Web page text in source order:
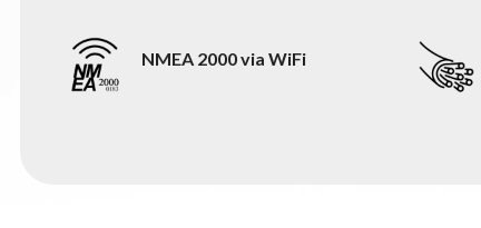
NMEA 2000 via WiFi